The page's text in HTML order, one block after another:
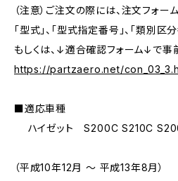
（注意）ご注文の際には、注文フォー
「型式」、「型式指定番号」、「類別区
もしくは、↓適合確認フォーム↓で事
https://partzaero.net/
■適応車種
ハイゼット S200C S210C
（平成10年12月 〜 平成13年8月）